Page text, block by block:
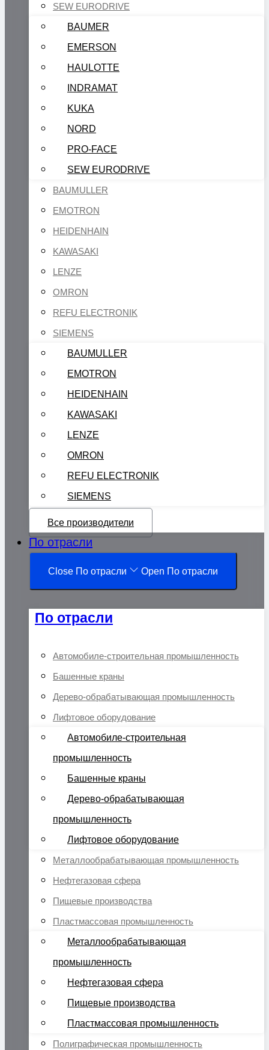
SEW EURODRIVE
BAUMER
EMERSON
HAULOTTE
INDRAMAT
KUKA
NORD
PRO-FACE
SEW EURODRIVE
BAUMULLER
EMOTRON
HEIDENHAIN
KAWASAKI
LENZE
OMRON
REFU ELECTRONIK
SIEMENS
BAUMULLER
EMOTRON
HEIDENHAIN
KAWASAKI
LENZE
OMRON
REFU ELECTRONIK
SIEMENS
Все производители
По отрасли
Close По отрасли Open По отрасли
По отрасли
Автомобиле-строительная промышленность
Башенные краны
Дерево-обрабатывающая промышленность
Лифтовое оборудование
Автомобиле-строительная
промышленность
Башенные краны
Дерево-обрабатывающая
промышленность
Лифтовое оборудование
Металлообрабатывающая промышленность
Нефтегазовая сфера
Пищевые производства
Пластмассовая промышленность
Металлообрабатывающая
промышленность
Нефтегазовая сфера
Пищевые производства
Пластмассовая промышленность
Полиграфическая промышленность